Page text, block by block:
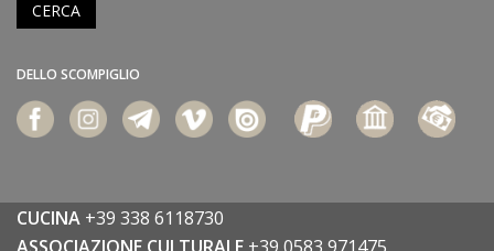
CERCA
DELLO SCOMPIGLIO
CUCINA +39 338 6118730